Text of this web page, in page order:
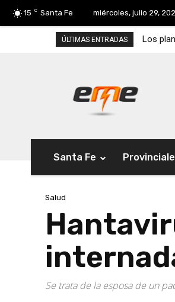
15 C Santa Fe miércoles, julio 29,
ÚLTIMAS ENTRADAS Los
Santa Fe
Salud
Se trata de la esposa de un